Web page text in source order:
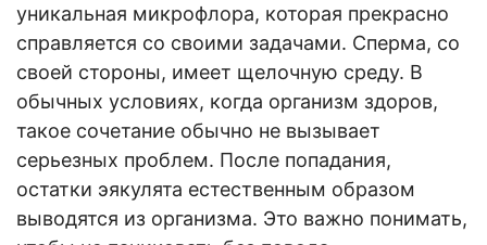
уникальная микрофлора, которая прекрасно
справляется со своими задачами. Сперма, со
своей стороны, имеет щелочную среду. В
обычных условиях, когда организм здоров,
такое сочетание обычно не вызывает
серьезных проблем. После попадания,
остатки эякулята естественным образом
выводятся из организма. Это важно понимать,